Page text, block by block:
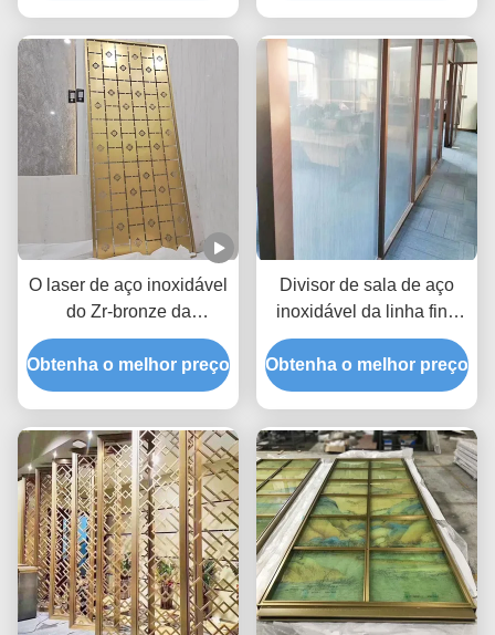
O laser de aço inoxidável
do Zr-bronze da
separação da tela de
ASTM 316 decorativos
cortou o divisor
Obtenha o melhor preço
Divisor de sala de aço
inoxidável da linha fina
SUS201 de cobre
vermelha com Art Glass
Obtenha o melhor preço